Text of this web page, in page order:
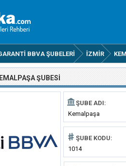
BBVA ŞUBELERI İZMIR
ŞUBESI
ŞUBE ADI:
Kemalpaşa
ŞUBE KODU:
1014